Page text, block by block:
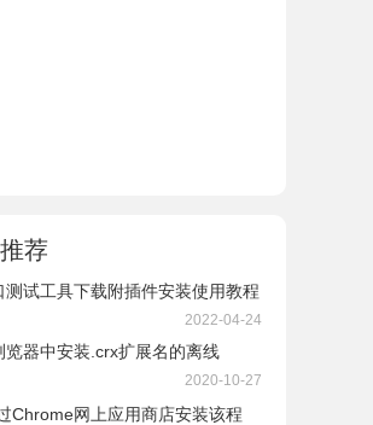
荐
测试工具下载附插件安装使用教程
2022-04-24
览器中安装.crx扩展名的离线
2020-10-27
Chrome网上应用商店安装该程